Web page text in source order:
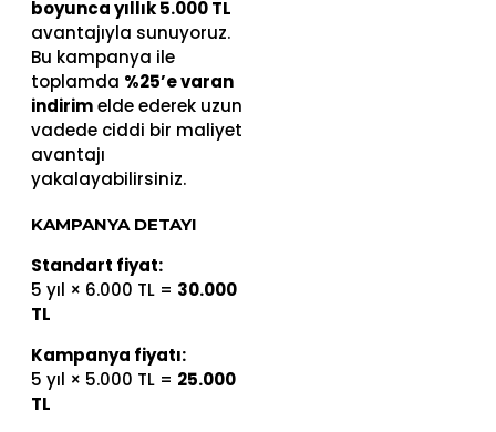
boyunca yıllık 5.000 TL
avantajıyla sunuyoruz.
Bu kampanya ile
toplamda %25’e varan
indirimelde ederek uzun
vadede ciddi bir maliyet
avantajı
yakalayabilirsiniz.
KAMPANYA DETAYI
Standart fiyat:
5 yıl × 6.000 TL = 30.000
TL
Kampanya fiyatı:
5 yıl × 5.000 TL = 25.000
TL